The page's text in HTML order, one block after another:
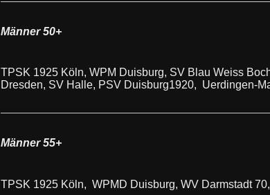
Männer 50+
TPSK 1925 Köln, WPM Duisburg, SV Blau Weiss
Dresden, SV Halle, PSV Duisburg1920, Uerdingen-
Männer 55+
TPSK 1925 Köln, WPMD Duisburg, WV Darmstadt